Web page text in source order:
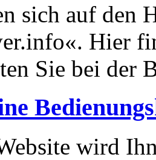
sich auf den
Hier
Sie bei der
wird